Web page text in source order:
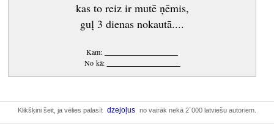
kas to reiz ir mutē ņēmis,
guļ 3 dienas nokautā....
Kam:
No kā:
Klikšķini šeit, ja vēlies palasīt dzejoļus no vairāk nekā 2`000 latviešu autoriem.